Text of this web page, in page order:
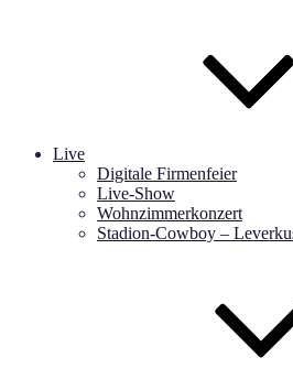
Live
Digitale Firmenfeier
Live-Show
Wohnzimmerkonzert
Stadion-Cowboy –